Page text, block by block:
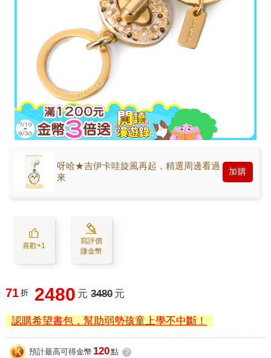
呀哈★吉伊卡哇旋風再起，精選周邊看過
來
加購
喜歡+1
寫評價
賺金幣
71 折 2480 元 3480 元
認購希望書包，幫助弱勢孩童上學不中斷！
預計最高可得金幣 120點 ?